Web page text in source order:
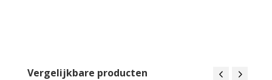
Vergelijkbare producten